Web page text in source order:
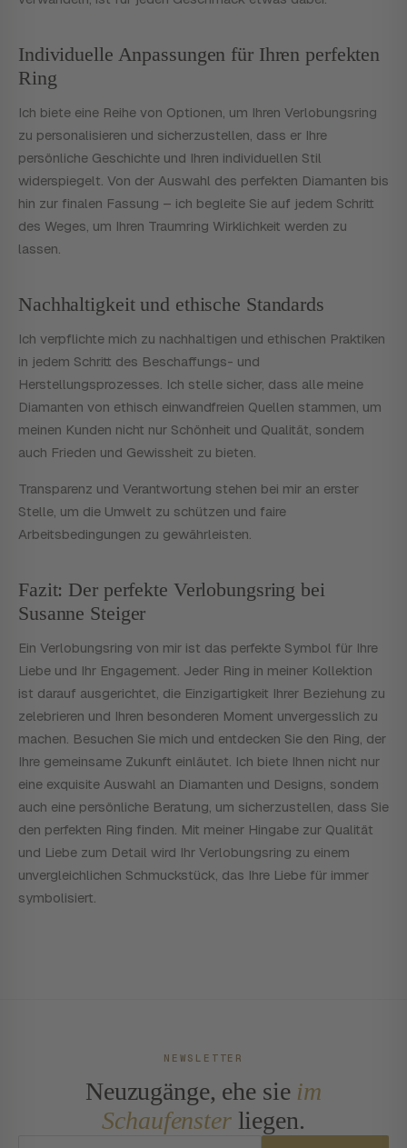
Individuelle Anpassungen für Ihren perfekten
Ring
Ich biete eine Reihe von Optionen, um Ihren Verlobungsring
zu personalisieren und sicherzustellen, dass er Ihre
persönliche Geschichte und Ihren individuellen Stil
widerspiegelt. Von der Auswahl des perfekten Diamanten bis
hin zur finalen Fassung – ich begleite Sie auf jedem Schritt
des Weges, um Ihren Traumring Wirklichkeit werden zu
lassen.
Nachhaltigkeit und ethische Standards
Ich verpflichte mich zu nachhaltigen und ethischen Praktiken
in jedem Schritt des Beschaffungs- und
Herstellungsprozesses. Ich stelle sicher, dass alle meine
Diamanten von ethisch einwandfreien Quellen stammen, um
meinen Kunden nicht nur Schönheit und Qualität, sondern
auch Frieden und Gewissheit zu bieten.
Transparenz und Verantwortung stehen bei mir an erster
Stelle, um die Umwelt zu schützen und faire
Arbeitsbedingungen zu gewährleisten.
Fazit: Der perfekte Verlobungsring bei
Susanne Steiger
Ein Verlobungsring von mir ist das perfekte Symbol für Ihre
Liebe und Ihr Engagement. Jeder Ring in meiner Kollektion
ist darauf ausgerichtet, die Einzigartigkeit Ihrer Beziehung zu
zelebrieren und Ihren besonderen Moment unvergesslich zu
machen. Besuchen Sie mich und entdecken Sie den Ring, der
Ihre gemeinsame Zukunft einläutet. Ich biete Ihnen nicht nur
eine exquisite Auswahl an Diamanten und Designs, sondern
auch eine persönliche Beratung, um sicherzustellen, dass Sie
den perfekten Ring finden. Mit meiner Hingabe zur Qualität
und Liebe zum Detail wird Ihr Verlobungsring zu einem
unvergleichlichen Schmuckstück, das Ihre Liebe für immer
symbolisiert.
NEWSLETTER
Neuzugänge, ehe sie im
Schaufensterliegen.